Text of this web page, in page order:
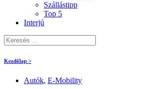
Szállástipp
Top 5
Interjú
Kezdőlap >
Autók, E-Mobility